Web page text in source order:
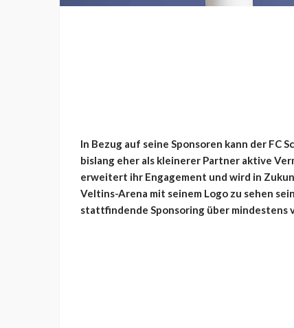
In Bezug auf seine Sponsoren kann der FC
bislang eher als kleinerer Partner aktive
erweitert ihr Engagement und wird in
Veltins-Arena mit seinem Logo zu sehen
stattfindende Sponsoring über mindestens